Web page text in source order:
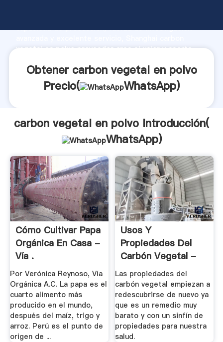
capacidad de producción, fuerza de investigación
vegetal en polvo proveedor crea el valor y aporta
Obtener carbon vegetal en polvo
Precio(
WhatsApp)
carbon vegetal en polvo Introducción(
WhatsApp)
Cómo Cultivar Papa
Orgánica En Casa -
Vía .
Por Verónica Reynoso, Vía
Orgánica A.C. La papa es el
cuarto alimento más
producido en el mundo,
después del maíz, trigo y
arroz. Perú es el punto de
origen de ...
Usos Y
Propiedades Del
Carbón Vegetal -
En .
Las propiedades del
carbón vegetal empiezan a
redescubrirse de nuevo ya
que es un remedio muy
barato y con un sinfín de
propiedades para nuestra
salud.